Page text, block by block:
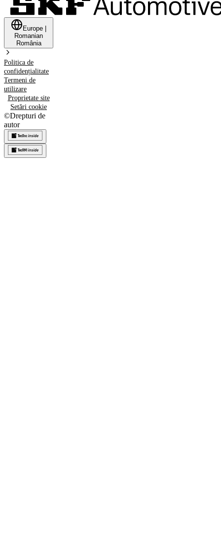
Europe
Romanian
România
Politica de
confidențialitate
Termeni de
utilizare
Proprietate site
Setări cookie
©Drepturi de
autor